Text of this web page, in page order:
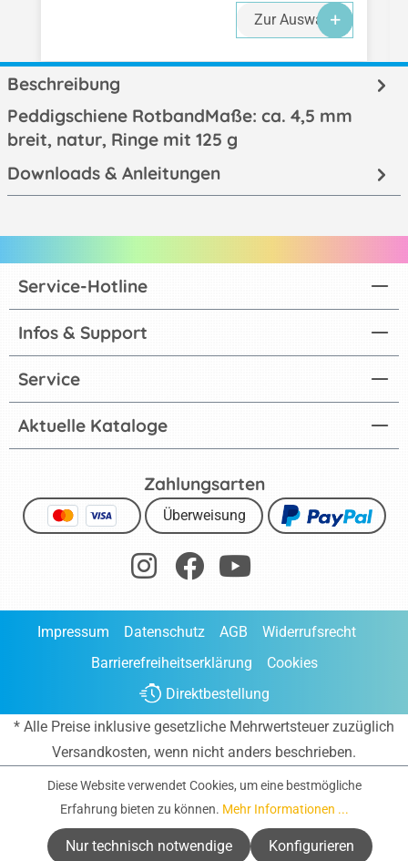
Zur Auswahl
Beschreibung
Peddigschiene RotbandMaße: ca. 4,5 mm
breit, natur, Ringe mit 125 g
Downloads & Anleitungen
Aktuelle Kataloge
Service-Hotline
Infos & Support
Service
Zahlungsarten
Überweisung
Impressum Datenschutz AGB
Widerrufsrecht
Barrierefreiheitserklärung
Cookies
Direktbestellung
* Alle Preise inklusive gesetzliche Mehrwertsteuer zuzüglich
Versandkosten, wenn nicht anders beschrieben.
Diese Website verwendet Cookies, um eine bestmögliche
Erfahrung bieten zu können. Mehr Informationen ...
Nur technisch notwendige Konfigurieren